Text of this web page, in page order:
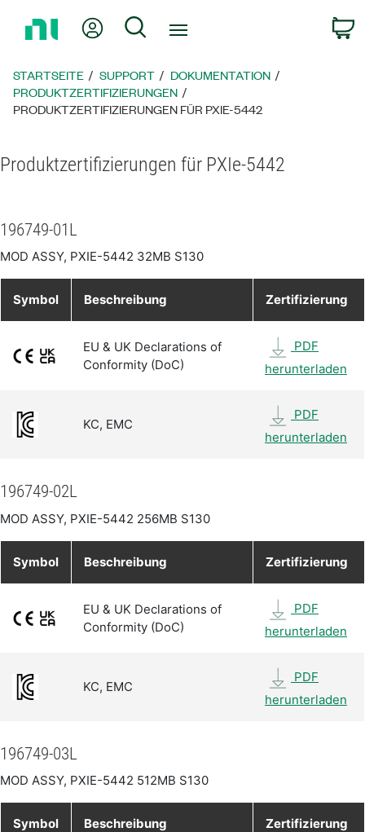
zur
Mein KontoSuche
STARTSEITE SUPPORT
DOKUMENTATION
PRODUKTZERTIFIZIERUNGEN
PRODUKTZERTIFIZIERUNGEN FÜR PXIE-5442
Produktzertifizierungen für PXIe-5442
196749-01L
MOD ASSY, PXIE-5442 32MB S130
Symbol Beschreibung Zertifizierung
EU & UK Declarations of
Conformity (DoC)
PDF
herunterladen
KC, EMC
PDF
herunterladen
196749-02L
MOD ASSY, PXIE-5442 256MB S130
Symbol Beschreibung Zertifizierung
EU & UK Declarations of
Conformity (DoC)
PDF
herunterladen
KC, EMC
PDF
herunterladen
196749-03L
MOD ASSY, PXIE-5442 512MB S130
Symbol Beschreibung Zertifizierung